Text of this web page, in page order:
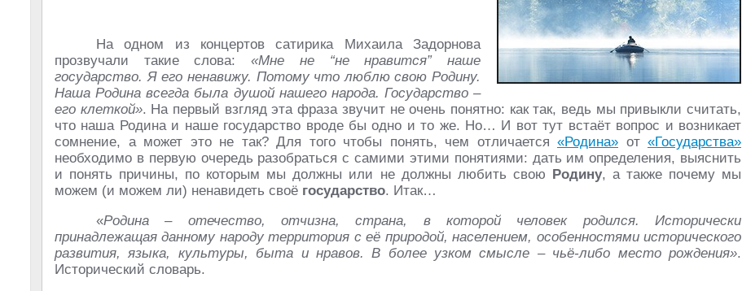
На одном из концертов сатирика Михаила Задорнова
прозвучали такие слова:«Мне не “не нравится” наше
государство. Я его ненавижу. Потому что люблю свою Родину.
Наша Родина всегда была душой нашего народа. Государство –
его клеткой». На первый взгляд эта фраза звучит не очень понятно: как так, ведь мы привыкли считать,
что наша Родина и наше государство вроде бы одно и то же. Но… И вот тут встаёт вопрос и возникает
сомнение, а может это не так? Для того чтобы понять, чем отличается «Родина» от «Государства»
необходимо в первую очередь разобраться с самими этими понятиями: дать им определения, выяснить
и понять причины, по которым мы должны или не должны любить свою Родину, а также почему мы
можем (и можем ли) ненавидеть своё государство. Итак…
«Родина – отечество, отчизна, страна, в которой человек родился. Исторически
принадлежащая данному народу территория с её природой, населением, особенностями исторического
развития, языка, культуры, быта и нравов. В более узком смысле – чьё-либо место рождения».
Исторический словарь.